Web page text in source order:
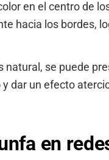
en el centro de
hacia los bordes,
natural, se puede
dar un efecto
en